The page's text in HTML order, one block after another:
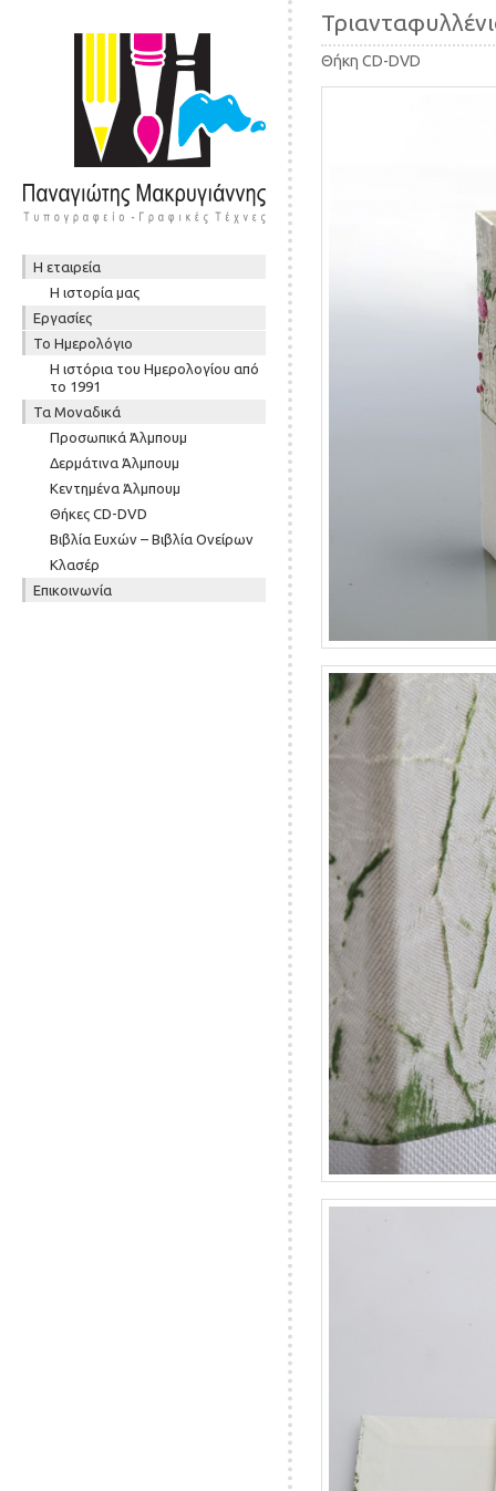
Μενού
Skip to content
Η εταιρεία
Η ιστορία μας
Εργασίες
To Ημερολόγιο
Η ιστόρια του Ημερολογίου από
το 1991
Τα Μοναδικά
Προσωπικά Άλμπουμ
Δερμάτινα Άλμπουμ
Κεντημένα Άλμπουμ
Θήκες CD-DVD
Βιβλία Ευχών – Βιβλία Ονείρων
Κλασέρ
Επικοινωνία
Θήκη CD-DVD